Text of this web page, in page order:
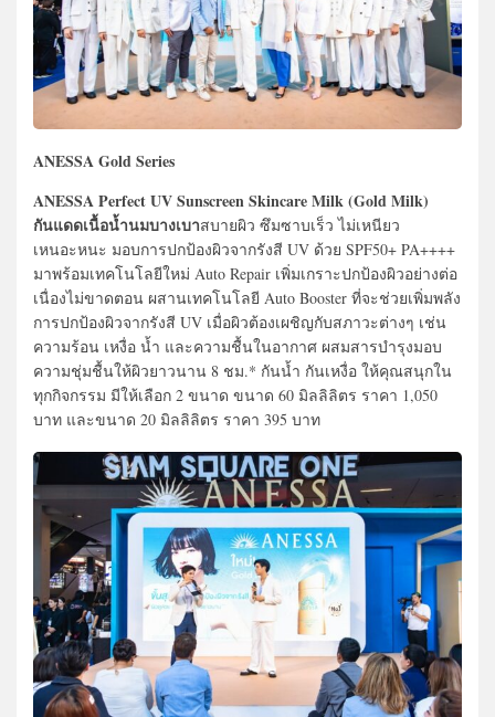
ANESSA Gold Series
ANESSA Perfect UV Sunscreen Skincare Milk (Gold Milk)
กันแดดเนื้อน้ำนมบางเบาสบายผิว ซึมซาบเร็ว ไม่เหนียว
เหนอะหนะ มอบการปกป้องผิวจากรังสี UV ด้วย SPF50+ PA++++
มาพร้อมเทคโนโลยีใหม่ Auto Repair เพิ่มเกราะปกป้องผิวอย่างต่อ
เนื่องไม่ขาดตอน ผสานเทคโนโลยี Auto Booster ที่จะช่วยเพิ่มพลัง
การปกป้องผิวจากรังสี UV เมื่อผิวต้องเผชิญกับสภาวะต่างๆ เช่น
ความร้อน เหงื่อ น้ำ และความชื้นในอากาศ ผสมสารบำรุงมอบ
ความชุ่มชื้นให้ผิวยาวนาน 8 ชม.* กันน้ำ กันเหงื่อ ให้คุณสนุกใน
ทุกกิจกรรม มีให้เลือก 2 ขนาด ขนาด 60 มิลลิลิตร ราคา 1,050
บาท และขนาด 20 มิลลิลิตร ราคา 395 บาท